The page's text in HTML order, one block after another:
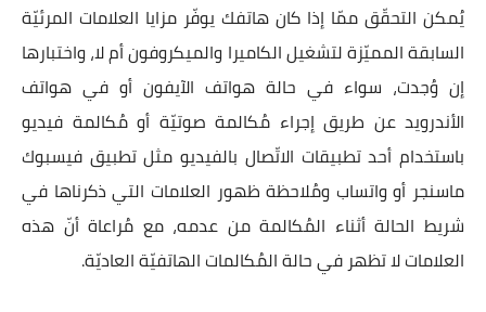
يُمكن التحقّق ممّا إذا كان هاتفك يوفّر مزايا العلامات المرئيّة
السابقة المميّزة لتشغيل الكاميرا والميكروفون أم لا، واختبارها
إن وُجدت، سواء في حالة هواتف الآيفون أو في هواتف
الأندرويد عن طريق إجراء مُكالمة صوتيّة أو مُكالمة فيديو
باستخدام أحد تطبيقات الاتّصال بالفيديو مثل تطبيق فيسبوك
ماسنجر أو واتساب ومُلاحظة ظهور العلامات التي ذكرناها في
شريط الحالة أثناء المُكالمة من عدمه، مع مُراعاة أنّ هذه
العلامات لا تظهر في حالة المُكالمات الهاتفيّة العاديّة.